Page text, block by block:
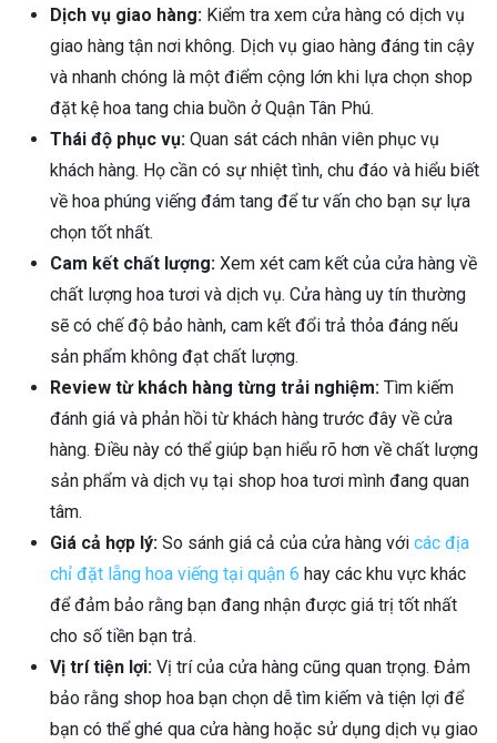
Dịch vụ giao hàng: Kiểm tra xem cửa hàng có dịch vụ
giao hàng tận nơi không. Dịch vụ giao hàng đáng tin cậy
và nhanh chóng là một điểm cộng lớn khi lựa chọn shop
đặt kệ hoa tang chia buồn ở Quận Tân Phú.
Thái độ phục vụ: Quan sát cách nhân viên phục vụ
khách hàng. Họ cần có sự nhiệt tình, chu đáo và hiểu biết
về hoa phúng viếng đám tang để tư vấn cho bạn sự lựa
chọn tốt nhất.
Cam kết chất lượng: Xem xét cam kết của cửa hàng về
chất lượng hoa tươi và dịch vụ. Cửa hàng uy tín thường
sẽ có chế độ bảo hành, cam kết đổi trả thỏa đáng nếu
sản phẩm không đạt chất lượng.
Review từ khách hàng từng trải nghiệm: Tìm kiếm
đánh giá và phản hồi từ khách hàng trước đây về cửa
hàng. Điều này có thể giúp bạn hiểu rõ hơn về chất lượng
sản phẩm và dịch vụ tại shop hoa tươi mình đang quan
tâm.
Giá cả hợp lý: So sánh giá cả của cửa hàng với các địa
chỉ đặt lẵng hoa viếng tại quận 6 hay các khu vực khác
để đảm bảo rằng bạn đang nhận được giá trị tốt nhất
cho số tiền bạn trả.
Vị trí tiện lợi: Vị trí của cửa hàng cũng quan trọng. Đảm
bảo rằng shop hoa bạn chọn dễ tìm kiếm và tiện lợi để
bạn có thể ghé qua cửa hàng hoặc sử dụng dịch vụ giao